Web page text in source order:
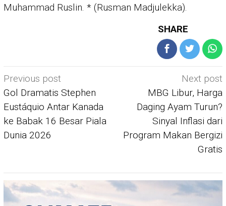
Muhammad Ruslin. * (Rusman Madjulekka).
SHARE
Post
navigation
Previous post
Gol Dramatis Stephen
Eustáquio Antar Kanada
ke Babak 16 Besar Piala
Dunia 2026
Next post
MBG Libur, Harga
Daging Ayam Turun?
Sinyal Inflasi dari
Program Makan Bergizi
Gratis